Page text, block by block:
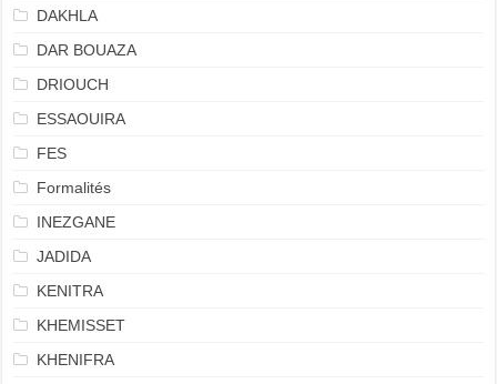
DAKHLA
DAR BOUAZA
DRIOUCH
ESSAOUIRA
FES
Formalités
INEZGANE
JADIDA
KENITRA
KHEMISSET
KHENIFRA